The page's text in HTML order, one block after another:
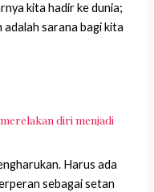
kita hadir ke dunia;
adalah sarana bagi kita
diri menjadi
Harus ada
sebagai setan